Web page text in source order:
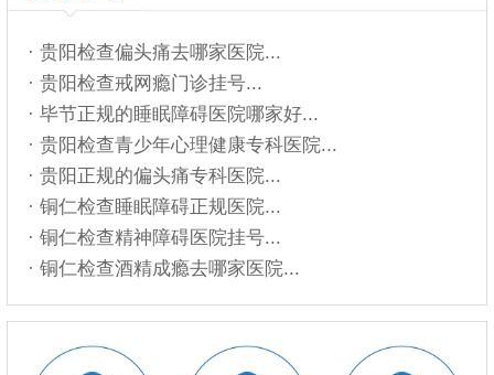
· 贵阳检查偏头痛去哪家医院...
· 贵阳检查戒网瘾门诊挂号...
· 毕节正规的睡眠障碍医院哪家好...
· 贵阳检查青少年心理健康专科医院...
· 贵阳正规的偏头痛专科医院...
· 铜仁检查睡眠障碍正规医院...
· 铜仁检查精神障碍医院挂号...
· 铜仁检查酒精成瘾去哪家医院...